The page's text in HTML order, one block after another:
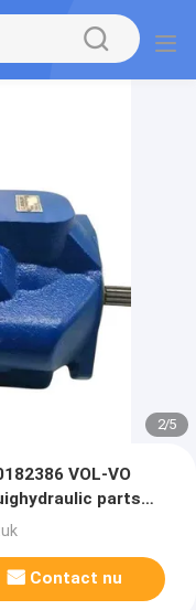
2/5
VOL-VO
parts
Contact nu